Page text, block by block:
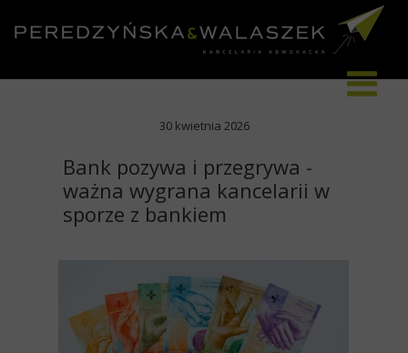
30 kwietnia 2026
Bank pozywa i przegrywa -
ważna wygrana kancelarii w
sporze z bankiem